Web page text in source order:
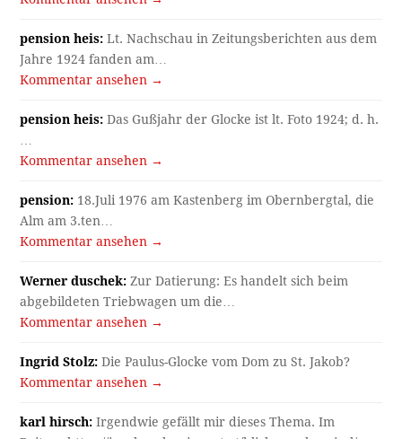
pension heis: Lt. Nachschau in Zeitungsberichten aus dem
Jahre 1924 fanden am…
Kommentar ansehen →
pension heis: Das Gußjahr der Glocke ist lt. Foto 1924; d. h.
…
Kommentar ansehen →
pension: 18.Juli 1976 am Kastenberg im Obernbergtal, die
Alm am 3.ten…
Kommentar ansehen →
Werner duschek: Zur Datierung: Es handelt sich beim
abgebildeten Triebwagen um die…
Kommentar ansehen →
Ingrid Stolz: Die Paulus-Glocke vom Dom zu St. Jakob?
Kommentar ansehen →
karl hirsch: Irgendwie gefällt mir dieses Thema. Im